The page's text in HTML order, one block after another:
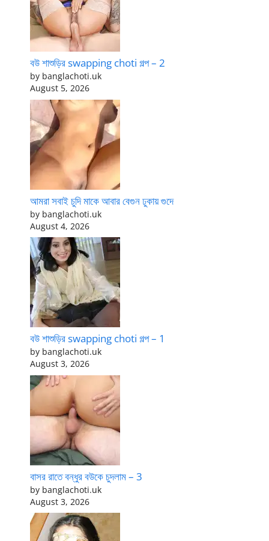
বউ শাশুড়ির swapping choti গল্প – 2
by banglachoti.uk
August 5, 2026
আমরা সবাই চুদি মাকে আবার বেগুন ঢুকায় গুদে
by banglachoti.uk
August 4, 2026
বউ শাশুড়ির swapping choti গল্প – 1
by banglachoti.uk
August 3, 2026
বাসর রাতে বন্ধুর বউকে চুদলাম – 3
by banglachoti.uk
August 3, 2026